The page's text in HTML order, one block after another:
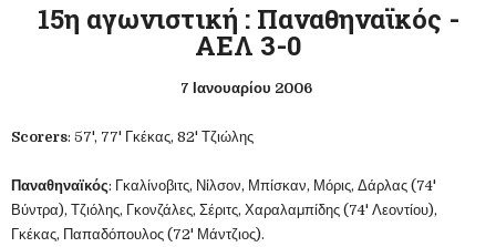
15η αγωνιστική : Παναθηναϊκός -
ΑΕΛ 3-0
7 Ιανουαρίου 2006
Scorers: 57', 77' Γκέκας, 82' Τζιώλης
Παναθηναϊκός: Γκαλίνοβιτς, Νίλσον, Μπίσκαν, Μόρις, Δάρλας (74'
Βύντρα), Τζιόλης, Γκονζάλες, Σέριτς, Χαραλαμπίδης (74' Λεοντίου),
Γκέκας, Παπαδόπουλος (72' Μάντζιος).